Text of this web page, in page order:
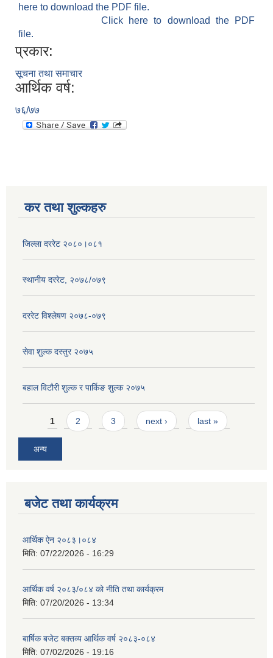
here to download the PDF file.
Click here to download the PDF
file.
प्रकार:
सूचना तथा समाचार
आर्थिक वर्ष:
७६/७७
कर तथा शुल्कहरु
जिल्ला दररेट २०८०।०८१
स्थानीय दररेट, २०७८/०७९
दररेट विश्लेषण २०७८-०७९
सेवा शुल्क दस्तुर २०७५
बहाल विटौरी शुल्क र पार्किङ शुल्क २०७५
Pages
1 2 3 next › last »
अन्य
बजेट तथा कार्यक्रम
आर्थिक ऐन २०८३।०८४
मिति: 07/22/2026 - 16:29
आर्थिक वर्ष २०८३/०८४ को नीति तथा कार्यक्रम
मिति: 07/20/2026 - 13:34
बार्षिक बजेट बक्तव्य आर्थिक वर्ष २०८३-०८४
मिति: 07/02/2026 - 19:16